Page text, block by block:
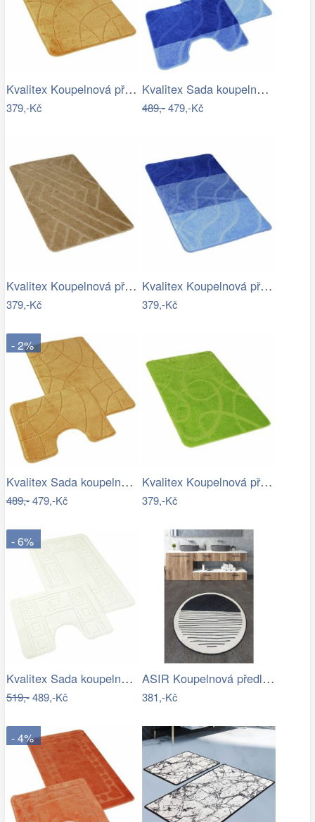
Kvalitex Koupelnová předložka Labyrint…
379,-Kč
Kvalitex Sada koupelnových předložek…
489,-479,-Kč
Kvalitex Koupelnová předložka Parkety…
379,-Kč
Kvalitex Koupelnová předložka Vlny…
379,-Kč
- 2%
Kvalitex Sada koupelnových předložek…
489,-479,-Kč
Kvalitex Koupelnová předložka Elipsy…
379,-Kč
- 6%
Kvalitex Sada koupelnových předložek…
519,-489,-Kč
ASIR Koupelnová předložka BOMB černobílá
381,-Kč
- 4%